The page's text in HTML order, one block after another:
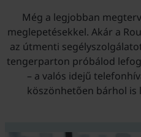
Még a legjobban
meglepetésekkel. Akár a
az útmenti
tengerparton próbálod
– a valós idejű
köszönhetően bárhol is